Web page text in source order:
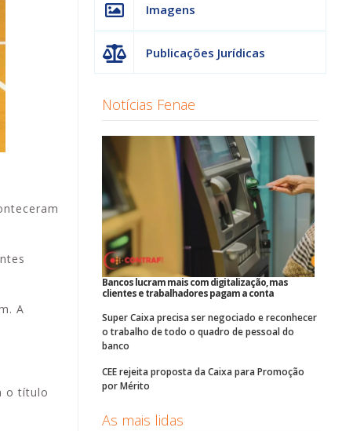
A
o título
Imagens
Publicações Jurídicas
Notícias Fenae
Bancos lucram mais com digitalização, mas
clientes e trabalhadores pagam a conta
Super Caixa precisa ser negociado e reconhecer
o trabalho de todo o quadro de pessoal do
banco
CEE rejeita proposta da Caixa para Promoção
por Mérito
As mais lidas